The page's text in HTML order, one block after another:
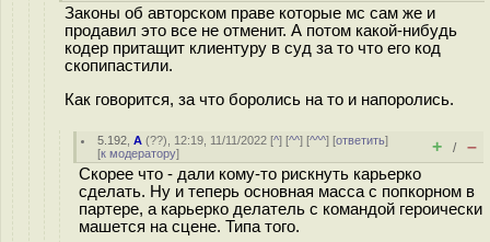
Законы об авторском праве которые мс сам же и
продавил это все не отменит. А потом какой-нибудь
кодер притащит клиентуру в суд за то что его код
скопипастили.
Как говорится, за что боролись на то и напоролись.
5.192 ,А (??), 12:19, 11/11/2022 [^] [^^] [^^^] [ответить]
[к модератору] + / –
Скорее что - дали кому-то рискнуть карьерко
сделать. Ну и теперь основная масса с попкорном в
партере, а карьерко делатель с командой героически
машется на сцене. Типа того.